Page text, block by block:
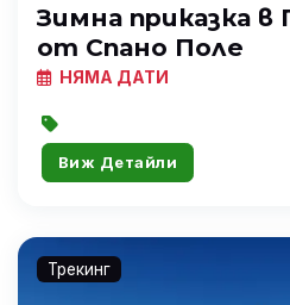
Зимна приказка в
от Спано Поле
НЯМА ДАТИ
Виж Детайли
Трекинг